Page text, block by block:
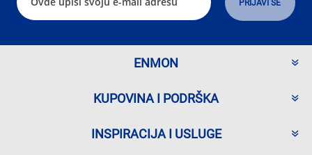
ENMON
KUPOVINA I PODRŠKA
INSPIRACIJA I USLUGE